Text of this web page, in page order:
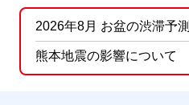
2026年8月 お盆の渋滞予測
熊本地震の影響について